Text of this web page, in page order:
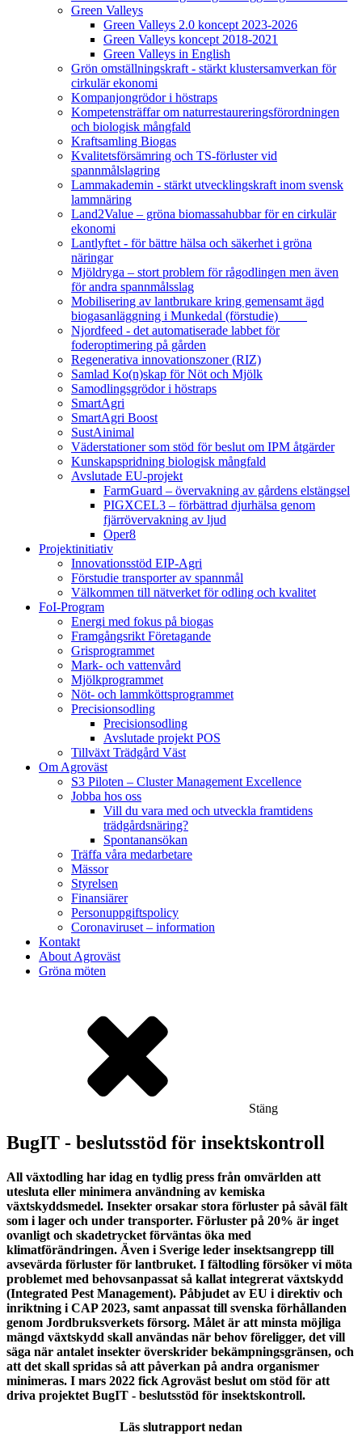
Green Valleys
Green Valleys 2.0 koncept 2023-2026
Green Valleys koncept 2018-2021
Green Valleys in English
Grön omställningskraft - stärkt klustersamverkan för
cirkulär ekonomi
Kompanjongrödor i höstraps
Kompetensträffar om naturrestaureringsförordningen
och biologisk mångfald
Kraftsamling Biogas
Kvalitetsförsämring och TS-förluster vid
spannmålslagring
Lammakademin - stärkt utvecklingskraft inom svensk
lammnäring
Land2Value – gröna biomassahubbar för en cirkulär
ekonomi
Lantlyftet - för bättre hälsa och säkerhet i gröna
näringar
Mjöldryga – stort problem för rågodlingen men även
för andra spannmålsslag
Mobilisering av lantbrukare kring gemensamt ägd
biogasanläggning i Munkedal (förstudie)
Njordfeed - det automatiserade labbet för
foderoptimering på gården
Regenerativa innovationszoner (RIZ)
Samlad Ko(n)skap för Nöt och Mjölk
Samodlingsgrödor i höstraps
SmartAgri
SmartAgri Boost
SustAinimal
Väderstationer som stöd för beslut om IPM åtgärder
Kunskapspridning biologisk mångfald
Avslutade EU-projekt
FarmGuard – övervakning av gårdens elstängsel
PIGXCEL3 – förbättrad djurhälsa genom
fjärrövervakning av ljud
Oper8
Projektinitiativ
Innovationsstöd EIP-Agri
Förstudie transporter av spannmål
Välkommen till nätverket för odling och kvalitet
FoI-Program
Energi med fokus på biogas
Framgångsrikt Företagande
Grisprogrammet
Mark- och vattenvård
Mjölkprogrammet
Nöt- och lammköttsprogrammet
Precisionsodling
Precisionsodling
Avslutade projekt POS
Tillväxt Trädgård Väst
Om Agroväst
S3 Piloten – Cluster Management Excellence
Jobba hos oss
Vill du vara med och utveckla framtidens
trädgårdsnäring?
Spontanansökan
Träffa våra medarbetare
Mässor
Styrelsen
Finansiärer
Personuppgiftspolicy
Coronaviruset – information
Kontakt
About Agroväst
Gröna möten
Stäng
BugIT - beslutsstöd för insektskontroll
All växtodling har idag en tydlig press från omvärlden att
utesluta eller minimera användning av kemiska
växtskyddsmedel. Insekter orsakar stora förluster på såväl fält
som i lager och under transporter. Förluster på 20% är inget
ovanligt och skadetrycket förväntas öka med
klimatförändringen. Även i Sverige leder insektsangrepp till
avsevärda förluster för lantbruket. I fältodling försöker vi möta
problemet med behovsanpassat så kallat integrerat växtskydd
(Integrated Pest Management). Påbjudet av EU i direktiv och
inriktning i CAP 2023, samt anpassat till svenska förhållanden
genom Jordbruksverkets försorg. Målet är att minsta möjliga
mängd växtskydd skall användas när behov föreligger, det vill
säga när antalet insekter överskrider bekämpningsgränsen, och
att det skall spridas så att påverkan på andra organismer
minimeras. I mars 2022 fick Agroväst beslut om stöd för att
driva projektet BugIT - beslutsstöd för insektskontroll.
Läs slutrapport nedan